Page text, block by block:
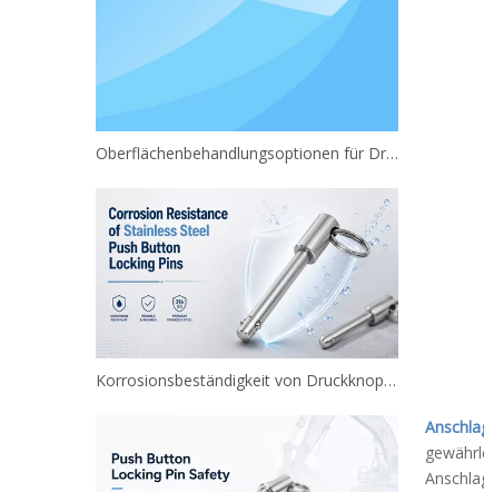
Oberflächenbehandlungsoptionen für Druckknopf-Sicherungsstifte
Korrosionsbeständigkeit von Druckknopf-Sicherungsstiften aus Edelstahl